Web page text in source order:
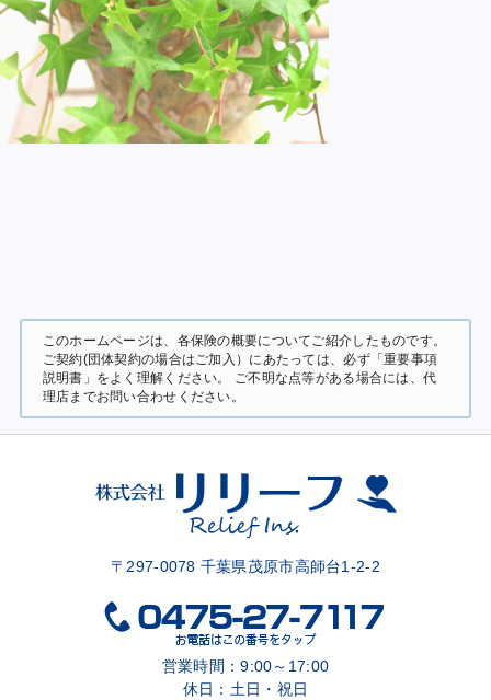
このホームページは、各保険の概要についてご紹介したものです。
ご契約(団体契約の場合はご加入）にあたっては、必ず「重要事項
説明書」をよく理解ください。 ご不明な点等がある場合には、代
理店までお問い合わせください。
〒297-0078 千葉県茂原市高師台1-2-2
営業時間：9:00～17:00
休日：土日・祝日